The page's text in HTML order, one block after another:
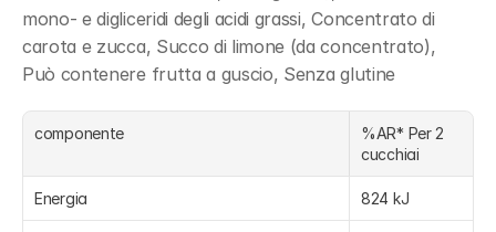
mono- e digliceridi degli acidi grassi, Concentrato di
carota e zucca, Succo di limone (da concentrato),
Può contenere frutta a guscio, Senza glutine
componente
%AR* Per 2
cucchiai
Energia 824 kJ